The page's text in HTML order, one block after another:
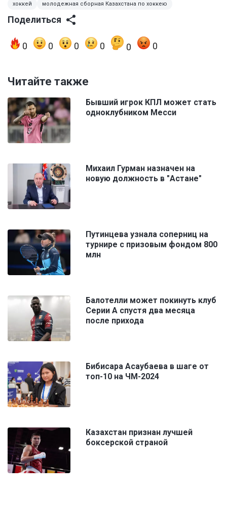
хоккей молодежная сборная Казахстана по хоккею
Поделиться
0 0 0 0 0 0
Читайте также
Бывший игрок КПЛ может стать
одноклубником Месси
Михаил Гурман назначен на
новую должность в "Астане"
Путинцева узнала соперниц на
турнире с призовым фондом 800
млн
Балотелли может покинуть клуб
Серии А спустя два месяца
после прихода
Бибисара Асаубаева в шаге от
топ-10 на ЧМ-2024
Казахстан признан лучшей
боксерской страной